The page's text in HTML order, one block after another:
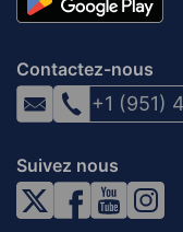
Contactez-nous
+1 (951)
Suivez nous